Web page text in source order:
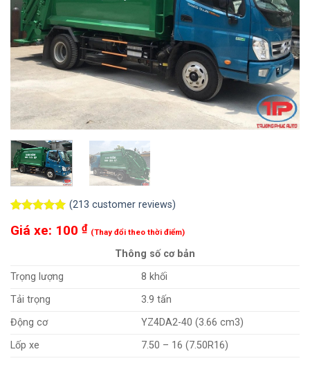
out of 5
(213 customer reviews)
Giá xe: 100 ₫ (Thay đổi theo thời điểm)
Thông số cơ bản
Trọng lượng
8 khối
Tải trọng
3.9 tấn
Động cơ
YZ4DA2-40 (3.66 cm3)
Lốp xe
7.50 – 16 (7.50R16)